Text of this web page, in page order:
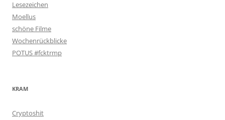
Lesezeichen
Moellus
schöne Filme
Wochenrückblicke
POTUS #fcktrmp
KRAM
Cryptoshit